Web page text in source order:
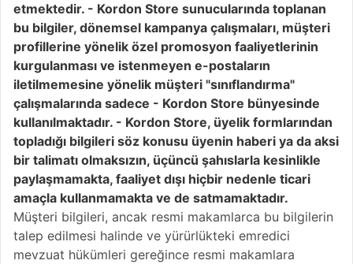
etmektedir. - Kordon Store sunucularında toplanan
bu bilgiler, dönemsel kampanya çalışmaları, müşteri
profillerine yönelik özel promosyon faaliyetlerinin
kurgulanması ve istenmeyen e-postaların
iletilmemesine yönelik müşteri "sınıflandırma"
çalışmalarında sadece - Kordon Store bünyesinde
kullanılmaktadır. - Kordon Store, üyelik formlarından
topladığı bilgileri söz konusu üyenin haberi ya da aksi
bir talimatı olmaksızın, üçüncü şahıslarla kesinlikle
paylaşmamakta, faaliyet dışı hiçbir nedenle ticari
amaçla kullanmamakta ve de satmamaktadır.
Müşteri bilgileri, ancak resmi makamlarca bu bilgilerin
talep edilmesi halinde ve yürürlükteki emredici
mevzuat hükümleri gereğince resmi makamlara